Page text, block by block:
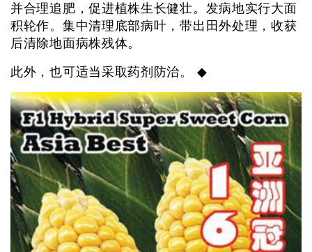
并合理追肥，促进植株生长健壮。发病地实行大面
积轮作。集中清理底部病叶，带出田外处理，收获
后清除地面病株残体。
此外，也可适当采取药剂防治。 ◆